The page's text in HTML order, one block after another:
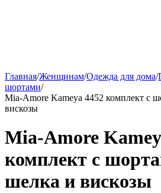
Главная/Женщинам/Одежда для дома/
шортами/
Mia-Amore Kameya 4452 комплект с
вискозы
Mia-Amore
комплект с
шелка и вискозы